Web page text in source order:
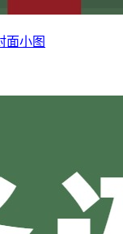
面小图